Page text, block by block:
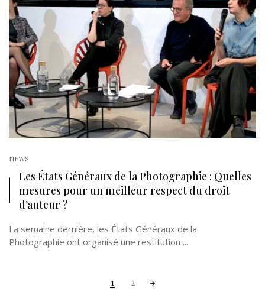
NEWS
Les États Généraux de la Photographie : Quelles
mesures pour un meilleur respect du droit
d’auteur ?
La semaine dernière, les États Généraux de la
Photographie ont organisé une restitution ...
1 2